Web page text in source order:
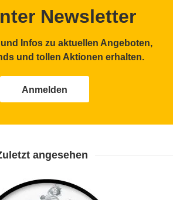
Newsletter
Infos zu aktuellen Angeboten,
und tollen Aktionen erhalten.
Anmelden
angesehen